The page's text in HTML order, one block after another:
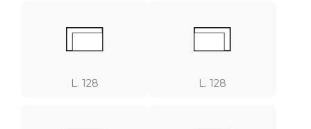
L. 128 L. 128